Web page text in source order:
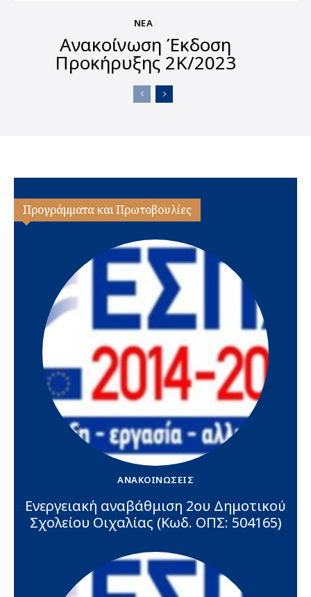
ΝΈΑ
Ανακοίνωση Έκδοση
Προκήρυξης 2Κ/2023
Προγράμματα και Πρωτοβουλίες
ΑΝΑΚΟΙΝΏΣΕΙΣ
Ενεργειακή αναβάθμιση 2ου Δημοτικού
Σχολείου Οιχαλίας (Κωδ. ΟΠΣ: 504165)